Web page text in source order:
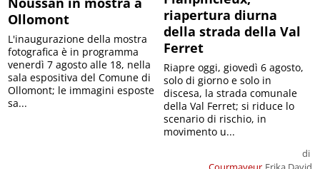
Ollomont
L'inaugurazione della mostra
fotografica è in programma
venerdì 7 agosto alle 18, nella
sala espositiva del Comune di
Ollomont; le immagini esposte
sa...
riapertura diurna
della strada della Val
Ferret
di
Riapre oggi, giovedì 6 agosto,
solo di giorno e solo in
discesa, la strada comunale
della Val Ferret; si riduce lo
scenario di rischio, in
movimento u...